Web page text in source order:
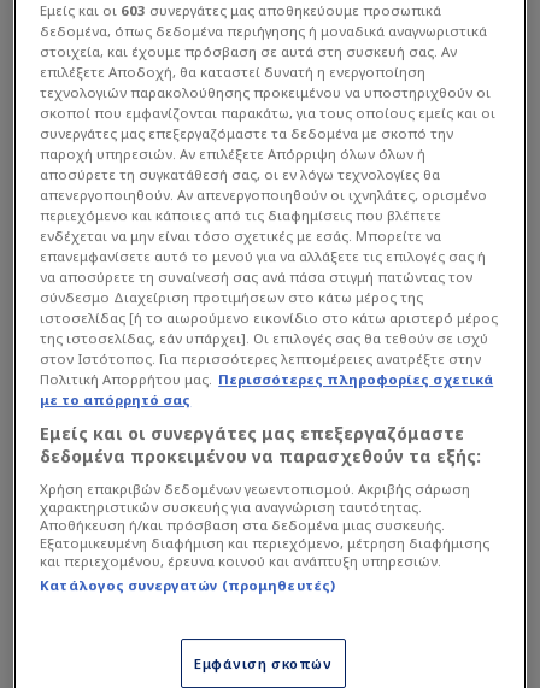
Ο 27χρονος διεθνής μέσος, με καταγωγή από το
Μαρόκο και χρηματιστηριακή αξία 14
εκατομμυρίων ευρώ, αγωνίζεται κυρίως ως
αμυντικός χαφ, όμως μπορεί με την ίδια ευχέρεια
να καλύψει και πιο προωθημένο ρόλο στον
άξονα, ακόμη και πίσω από τον επιθετικό. Ο
Μίχος τον χαρακτήρισε ως έναν ιδιαίτερα
«μπαλάτο» ποδοσφαιριστή, με ποιότητα στην
παιχνίδι από χαμηλά.
Εμείς και οι 603 συνεργάτες μας αποθηκεύουμε προσωπικά
δεδομένα, όπως δεδομένα περιήγησης ή μοναδικά αναγνωριστικά
στοιχεία, και έχουμε πρόσβαση σε αυτά στη συσκευή σας. Αν
επιλέξετε Αποδοχή, θα καταστεί δυνατή η ενεργοποίηση
τεχνολογιών παρακολούθησης προκειμένου να υποστηριχθούν οι
σκοποί που εμφανίζονται παρακάτω, για τους οποίους εμείς και οι
συνεργάτες μας επεξεργαζόμαστε τα δεδομένα με σκοπό την
παροχή υπηρεσιών. Αν επιλέξετε Απόρριψη όλων όλων ή
αποσύρετε τη συγκατάθεσή σας, οι εν λόγω τεχνολογίες θα
απενεργοποιηθούν. Αν απενεργοποιηθούν οι ιχνηλάτες, ορισμένο
περιεχόμενο και κάποιες από τις διαφημίσεις που βλέπετε
ενδέχεται να μην είναι τόσο σχετικές με εσάς. Μπορείτε να
επανεμφανίσετε αυτό το μενού για να αλλάξετε τις επιλογές σας ή
να αποσύρετε τη συναίνεσή σας ανά πάσα στιγμή πατώντας τον
σύνδεσμο Διαχείριση προτιμήσεων στο κάτω μέρος της
ιστοσελίδας [ή το αιωρούμενο εικονίδιο στο κάτω αριστερό μέρος
της ιστοσελίδας, εάν υπάρχει]. Οι επιλογές σας θα τεθούν σε ισχύ
στον Ιστότοπος. Για περισσότερες λεπτομέρειες ανατρέξτε στην
Πολιτική Απορρήτου μας. Περισσότερες πληροφορίες σχετικά
με το απόρρητό σας
Εμείς και οι συνεργάτες μας επεξεργαζόμαστε
δεδομένα προκειμένου να παρασχεθούν τα εξής:
Χρήση επακριβών δεδομένων γεωεντοπισμού. Ακριβής σάρωση
χαρακτηριστικών συσκευής για αναγνώριση ταυτότητας.
Αποθήκευση ή/και πρόσβαση στα δεδομένα μιας συσκευής.
Εξατομικευμένη διαφήμιση και περιεχόμενο, μέτρηση διαφήμισης
και περιεχομένου, έρευνα κοινού και ανάπτυξη υπηρεσιών.
Κατάλογος συνεργατών (προμηθευτές)
Εμφάνιση σκοπών